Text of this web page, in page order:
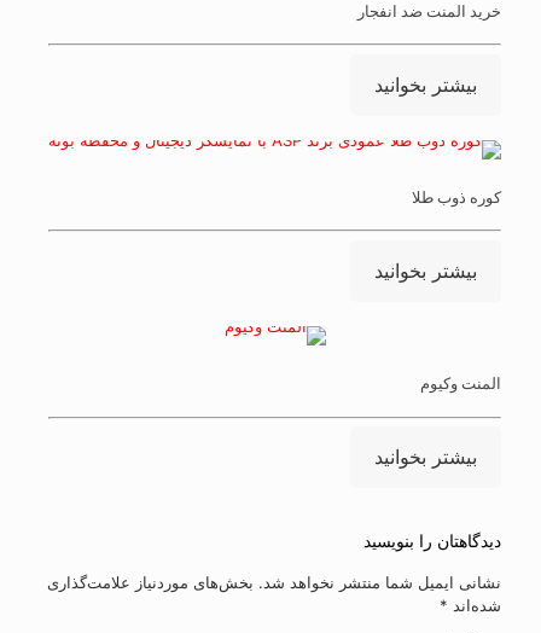
خرید المنت ضد انفجار
بیشتر بخوانید
کوره ذوب طلا
بیشتر بخوانید
المنت وکیوم
بیشتر بخوانید
دیدگاهتان را بنویسید
نشانی ایمیل شما منتشر نخواهد شد. بخش‌های موردنیاز علامت‌گذاری
شده‌اند *